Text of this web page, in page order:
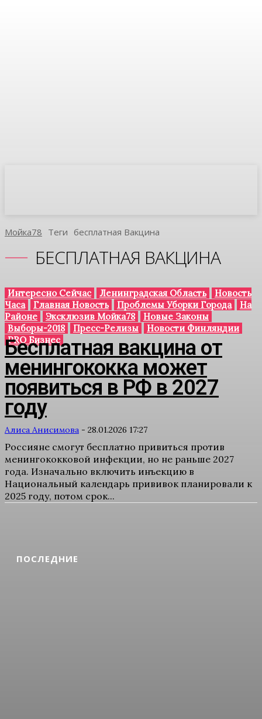
ПОСЛЕДНИЕ
Мойка78 Теги Бесплатная Вакцина
БЕСПЛАТНАЯ ВАКЦИНА
Интересно Сейчас Ленинградская Область
Новость
Часа
Главная Новость Проблемы Уборки Города
На
Районе
Эксклюзив Мойка78
Новые Законы
Выборы-2018
Пресс-Релизы
Новости Финляндии
PRO Бизнес
Бесплатная вакцина от
менингококка может
появиться в РФ в 2027
году
Алиса Анисимова - 28.01.2026 17:27
Россияне смогут бесплатно привиться против
менингококковой инфекции, но не раньше 2027
года. Изначально включить инъекцию в
Национальный календарь прививок планировали к
2025 году, потом срок...